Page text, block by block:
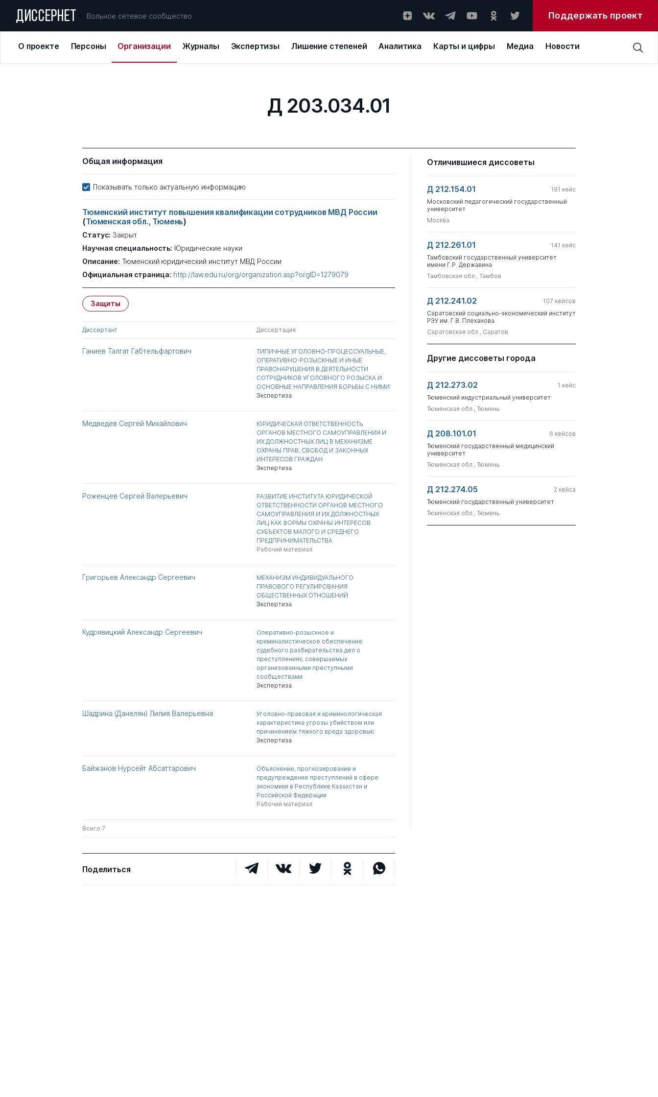
ДИССЕРНЕТ Вольное сетевое сообщество Поддержать проект
О проекте Персоны Организации Журналы Экспертизы Лишение степеней Аналитика Карты и цифры Медиа Новости
Д 203.034.01
Общая информация
Показывать только актуальную информацию
Тюменский институт повышения квалификации сотрудников МВД России
(Тюменская обл., Тюмень)
Статус: Закрыт
Научная специальность: Юридические науки
Описание: Тюменский юридический институт МВД России
Официальная страница: http://law.edu.ru/org/organization.asp?orgID=1279079
Защиты
Диссертант Диссертация
Ганиев Талгат Габтельфартович
ТИПИЧНЫЕ УГОЛОВНО-ПРОЦЕССУАЛЬНЫЕ,
ОПЕРАТИВНО-РОЗЫСКНЫЕ И ИНЫЕ
ПРАВОНАРУШЕНИЯ В ДЕЯТЕЛЬНОСТИ
СОТРУДНИКОВ УГОЛОВНОГО РОЗЫСКА И
ОСНОВНЫЕ НАПРАВЛЕНИЯ БОРЬБЫ С НИМИ
Экспертиза
Медведев Сергей Михайлович
ЮРИДИЧЕСКАЯ ОТВЕТСТВЕННОСТЬ
ОРГАНОВ МЕСТНОГО САМОУПРАВЛЕНИЯ И
ИХ ДОЛЖНОСТНЫХ ЛИЦ В МЕХАНИЗМЕ
ОХРАНЫ ПРАВ, СВОБОД И ЗАКОННЫХ
ИНТЕРЕСОВ ГРАЖДАН
Экспертиза
Роженцев Сергей Валерьевич
РАЗВИТИЕ ИНСТИТУТА ЮРИДИЧЕСКОЙ
ОТВЕТСТВЕННОСТИ ОРГАНОВ МЕСТНОГО
САМОУПРАВЛЕНИЯ И ИХ ДОЛЖНОСТНЫХ
ЛИЦ КАК ФОРМЫ ОХРАНЫ ИНТЕРЕСОВ
СУБЪЕКТОВ МАЛОГО И СРЕДНЕГО
ПРЕДПРИНИМАТЕЛЬСТВА
Рабочий материал
Григорьев Александр Сергеевич
МЕХАНИЗМ ИНДИВИДУАЛЬНОГО
ПРАВОВОГО РЕГУЛИРОВАНИЯ
ОБЩЕСТВЕННЫХ ОТНОШЕНИЙ
Экспертиза
Кудрявицкий Александр Сергеевич
Оперативно-розыскное и
криминалистическое обеспечение
судебного разбирательства дел о
преступлениях, совершаемых
организованными преступными
сообществами
Экспертиза
Шадрина (Данелян) Лилия Валерьевна
Уголовно-правовая и криминологическая
характеристика угрозы убийством или
причинением тяжкого вреда здоровью
Экспертиза
Байжанов Нурсейт Абсаттарович
Объяснение, прогнозирование и
предупреждение преступлений в сфере
экономики в Республике Казахстан и
Российской Федерации
Рабочий материал
Всего 7
Поделиться
Отличившиеся диссоветы
Д 212.154.01 191 кейс
Московский педагогический государственный
университет
Москва
Д 212.261.01 141 кейс
Тамбовский государственный университет
имени Г.Р. Державина
Тамбовская обл., Тамбов
Д 212.241.02 107 кейсов
Саратовский социально-экономический институт
РЭУ им. Г.В. Плеханова
Саратовская обл., Саратов
Другие диссоветы города
Д 212.273.02 1 кейс
Тюменский индустриальный университет
Тюменская обл., Тюмень
Д 208.101.01 6 кейсов
Тюменский государственный медицинский
университет
Тюменская обл., Тюмень
Д 212.274.05 2 кейса
Тюменский государственный университет
Тюменская обл., Тюмень